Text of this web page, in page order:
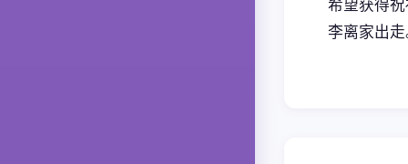
希望获得
李离家出